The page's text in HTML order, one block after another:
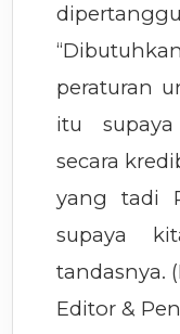
peraturan
itu
secara
yang tadi
supaya
tandasnya.
Editor &